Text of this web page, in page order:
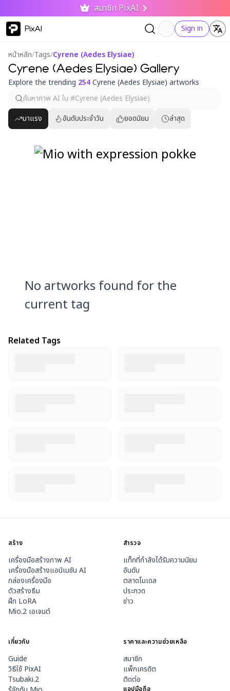
สมาชิก PixAI
PixAI Sign in
หน้าหลัก/Tags/Cyrene (Aedes Elysiae)
Cyrene (Aedes Elysiae) Gallery
Explore the trending 254Cyrene (Aedes Elysiae) artworks
มาแรง อันดับประจำวัน ยอดนิยม ล่าสุด
No artworks found for the
current tag
Related Tags
สร้าง
เครื่องมือสร้างภาพ AI
เครื่องมือสร้างแอนิเมชัน AI
กล่องเครื่องมือ
ตัวสร้างธีม
ฝึก LoRA
Mio.2 เอเจนต์
สำรวจ
แท็กที่กำลังได้รับความนิยม
อันดับ
ตลาดโมเดล
ประกวด
ข่าว
เกี่ยวกับ
Guide
วิธีใช้ PixAI
Tsubaki.2
ราคาและความช่วยเหลือ
สมาชิก
แพ็กเครดิต
ติดต่อ
แอปมือถือ